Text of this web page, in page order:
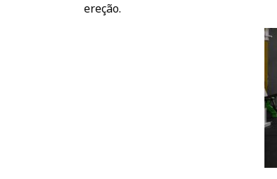
ereção.